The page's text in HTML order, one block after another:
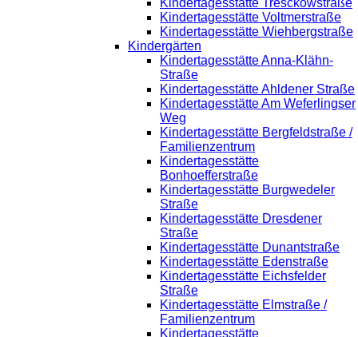
Kindertagesstätte Voltmerstraße
Kindertagesstätte Wiehbergstraße
Kindergärten
Kindertagesstätte Anna-Klähn-
Straße
Kindertagesstätte Ahldener Straße
Kindertagesstätte Am Weferlingser
Weg
Kindertagesstätte Bergfeldstraße /
Familienzentrum
Kindertagesstätte
Bonhoefferstraße
Kindertagesstätte Burgwedeler
Straße
Kindertagesstätte Dresdener
Straße
Kindertagesstätte Dunantstraße
Kindertagesstätte Edenstraße
Kindertagesstätte Eichsfelder
Straße
Kindertagesstätte Elmstraße /
Familienzentrum
Kindertagesstätte